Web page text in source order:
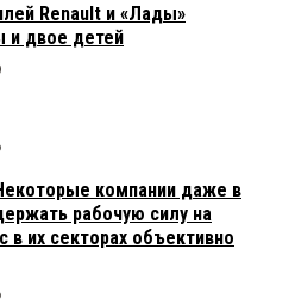
Renault и «Лады»
и двое детей
компании даже в
рабочую силу на
в их секторах объективно